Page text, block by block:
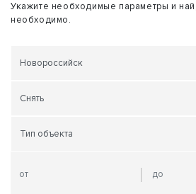
Укажите необходимые параметры и
необходимо.
Новороссийск
Снять
Тип объекта